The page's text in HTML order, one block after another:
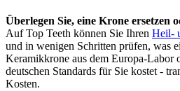
Überlegen Sie, eine Krone ersetzen
Auf Top Teeth können Sie Ihren Heil-
und in wenigen Schritten prüfen, was
Keramikkrone aus dem Europa-Labor
deutschen Standards für Sie kostet -
Kosten.